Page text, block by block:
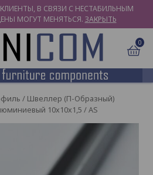
В СВЯЗИ С НЕСТАБИЛЬНЫМ
МОГУТ МЕНЯТЬСЯ. ЗАКРЫТЬ
0
/ Швеллер (П-Образный)
10х10х1,5 / AS